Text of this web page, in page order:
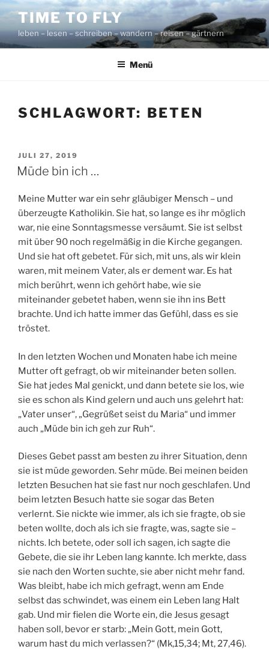
Zum
Inhalt
springen
TIME TO FLY
leben – lesen – schreiben – wandern – reisen – gärtnern
Menü
SCHLAGWORT: BETEN
VERÖFFENTLICHT
AM
JULI 27, 2019
Müde bin ich …
Meine Mutter war ein sehr gläubiger Mensch – und
überzeugte Katholikin. Sie hat, so lange es ihr möglich
war, nie eine Sonntagsmesse versäumt. Sie ist selbst
mit über 90 noch regelmäßig in die Kirche gegangen.
Und sie hat oft gebetet. Für sich, mit uns, als wir klein
waren, mit meinem Vater, als er dement war. Es hat
mich berührt, wenn ich gehört habe, wie sie
miteinander gebetet haben, wenn sie ihn ins Bett
brachte. Und ich hatte immer das Gefühl, dass es sie
tröstet.
In den letzten Wochen und Monaten habe ich meine
Mutter oft gefragt, ob wir miteinander beten sollen.
Sie hat jedes Mal genickt, und dann betete sie los, wie
sie es schon als Kind gelern und auch uns gelehrt hat:
„Vater unser“, „Gegrüßet seist du Maria“ und immer
auch „Müde bin ich geh zur Ruh“.
Dieses Gebet passt am besten zu ihrer Situation, denn
sie ist müde geworden. Sehr müde. Bei meinen beiden
letzten Besuchen hat sie fast nur noch geschlafen. Und
beim letzten Besuch hatte sie sogar das Beten
verlernt. Sie nickte wie immer, als ich sie fragte, ob sie
beten wollte, doch als ich sie fragte, was, sagte sie –
nichts. Ich betete, oder soll ich sagen, ich sagte die
Gebete, die sie ihr Leben lang kannte. Ich merkte, dass
sie nach den Worten suchte, sie aber nicht mehr fand.
Was bleibt, habe ich mich gefragt, wenn am Ende
selbst das schwindet, was einem ein Leben lang Halt
gab. Und mir fielen die Worte ein, die Jesus gesagt
haben soll, bevor er starb: „Mein Gott, mein Gott,
warum hast du mich verlassen?“ (Mk,15,34; Mt, 27,46).